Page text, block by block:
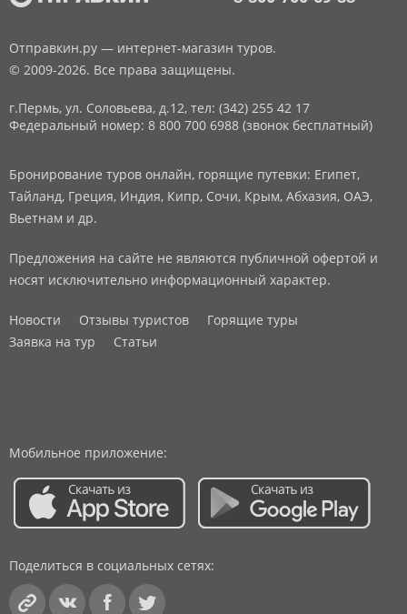
Отправкин.ру — интернет-магазин туров.
© 2009-2026. Все права защищены.
г.Пермь, ул. Соловьева, д.12, тел: (342) 255 42 17
Федеральный номер: 8 800 700 6988 (звонок бесплатный)
Бронирование туров онлайн, горящие путевки: Египет,
Тайланд, Греция, Индия, Кипр, Сочи, Крым, Абхазия, ОАЭ,
Вьетнам и др.
Предложения на сайте не являются публичной офертой и
носят исключительно информационный характер.
Новости Отзывы туристов
Горящие туры
Заявка на тур
Статьи
Мобильное приложение:
Поделиться в социальных сетях: